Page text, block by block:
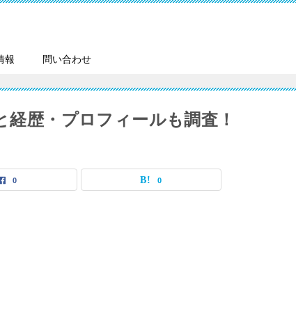
報 問い合わせ
歴・プロフィールも調査！
0 0